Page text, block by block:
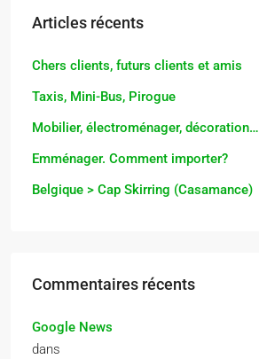
Articles récents
Chers clients, futurs clients et amis
Taxis, Mini-Bus, Pirogue
Mobilier, électroménager, décoration…
Emménager. Comment importer?
Belgique > Cap Skirring (Casamance)
Commentaires récents
Google News
dans